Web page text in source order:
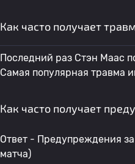
Как часто получает
Последний раз Стэн Маас
Самая популярная травма
Как часто получает
Ответ - Предупреждения
матча)